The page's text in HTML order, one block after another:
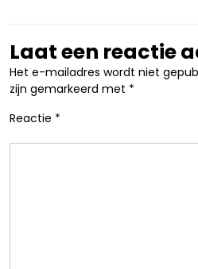
Laat een reactie
Het e-mailadres wordt niet
zijn gemarkeerd met *
Reactie *